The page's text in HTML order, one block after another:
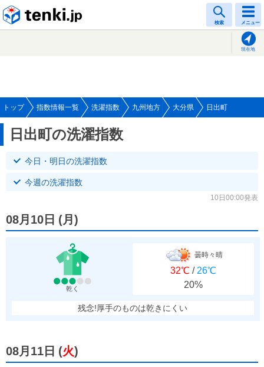
検索 メニュー
現在地
トップ 指数情報一覧 洗濯指数 九州地方 大分県 日出町
日出町の洗濯指数
今日・明日の洗濯指数
今週の洗濯指数
10日00:00発表
08月10日 (月 )
乾く
曇時々晴
32℃ / 26℃
20%
残念!厚手のものは乾きにくい
08月11日 (火)